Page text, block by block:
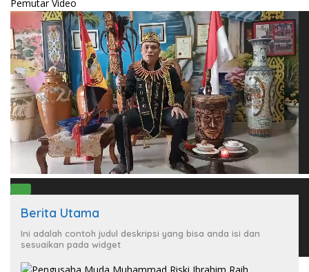
Pemutar Video
00:00
02:17
Berita Utama
Ini adalah contoh judul deskripsi yang bisa anda isi dan
sesuaikan pada widget